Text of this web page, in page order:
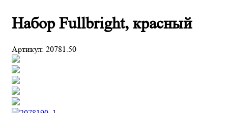
Набор Fullbright, красный
Артикул: 20781.50